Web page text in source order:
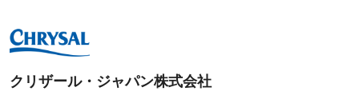
クリザール・ジャパン株式会社